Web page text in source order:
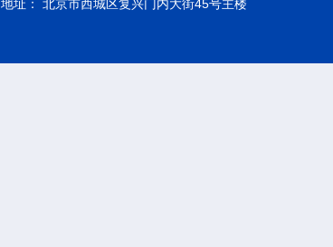
地址： 北京市西城区复兴门内大街45号主楼